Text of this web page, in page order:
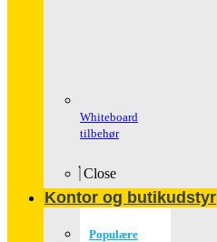
Whiteboard
tilbehør
Close
Kontor og butikudstyr
Populære